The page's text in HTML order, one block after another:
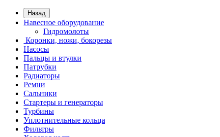
Назад
Навесное оборудование
Гидромолоты
Коронки, ножи, бокорезы
Насосы
Пальцы и втулки
Патрубки
Радиаторы
Ремни
Сальники
Стартеры и генераторы
Турбины
Уплотнительные кольца
Фильтры